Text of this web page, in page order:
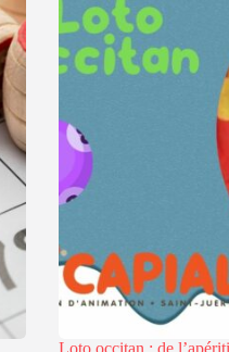
Loto occitan : de